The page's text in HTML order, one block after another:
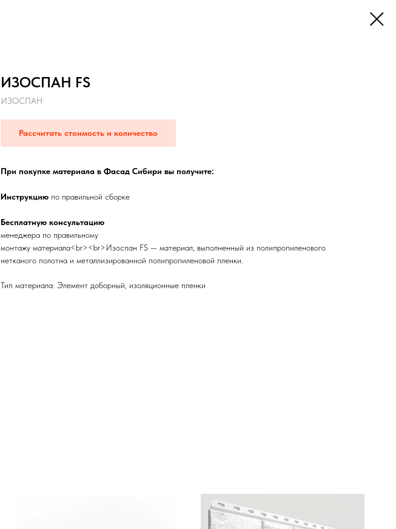
ИЗОСПАН FS
ИЗОСПАН
Рассчитать стоимость и количество
При покупке материала в Фасад Сибири вы получите:
Инструкцию по правильной сборке
Бесплатную консультацию
менеджера по правильному
монтажу материала<br><br>Изоспан FS — материал, выполненный из полипропиленового
нетканого полотна и металлизированной полипропиленовой пленки.
Тип материала: Элемент доборный, изоляционные пленки